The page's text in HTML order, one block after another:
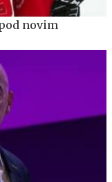
novim